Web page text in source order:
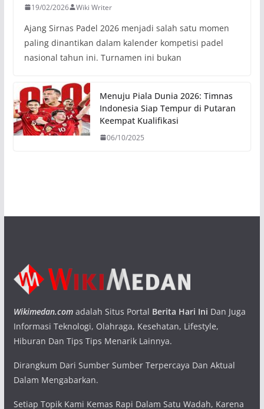
19/02/2026 Wiki Writer
Ajang Sirnas Padel 2026 menjadi salah satu momen
paling dinantikan dalam kalender kompetisi padel
nasional tahun ini. Turnamen ini bukan
Menuju Piala Dunia 2026: Timnas
Indonesia Siap Tempur di Putaran
Keempat Kualifikasi
06/10/2025
Wikimedan.comadalah Situs Portal Berita Hari Ini Dan Juga
Informasi Teknologi, Olahraga, Kesehatan, Lifestyle,
Hiburan Dan Tips Tips Menarik Lainnya.
Dirangkum Dari Sumber Sumber Terpercaya Dan Aktual
Dalam Mengabarkan.
Setiap Topik Kami Kemas Rapi Dalam Satu Wadah, Karena